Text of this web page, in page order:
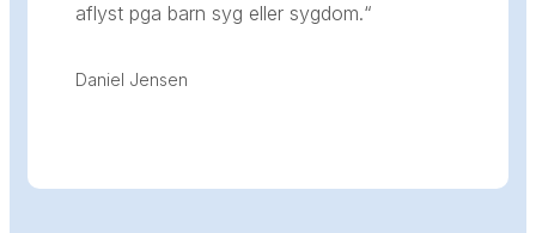
aflyst pga barn syg eller sygdom.“
Daniel Jensen